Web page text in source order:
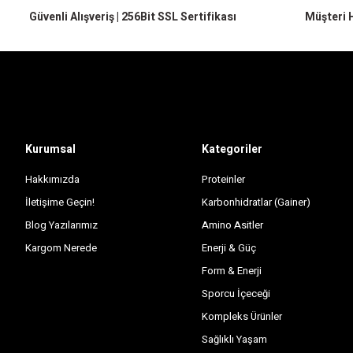
Güvenli Alışveriş | 256Bit SSL Sertifikası Müşteri
Kurumsal
Hakkımızda
İletişime Geçin!
Blog Yazılarımız
Kargom Nerede
Kategoriler
Proteinler
Karbonhidratlar (Gainer)
Amino Asitler
Enerji & Güç
Form & Enerji
Sporcu İçeceği
Kompleks Ürünler
Sağlıklı Yaşam